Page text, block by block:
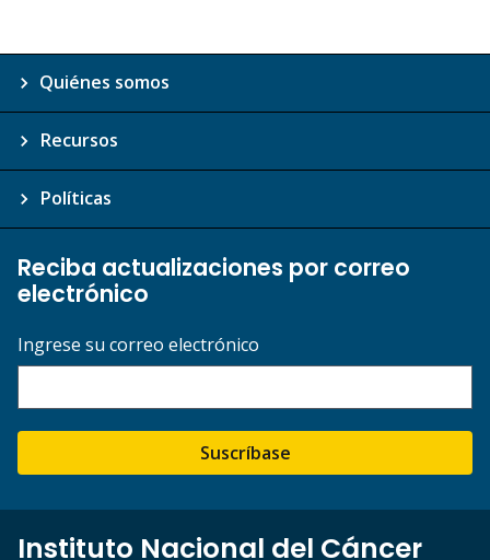
Quiénes somos
Recursos
Políticas
Reciba actualizaciones por correo
electrónico
Ingrese su correo electrónico
Suscríbase
Instituto Nacional del Cáncer